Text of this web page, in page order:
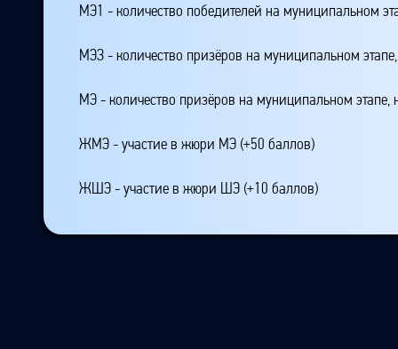
МЭ1 - количество победителей на муниципальном
МЭЗ - количество призёров на муниципальном
МЭ - количество призёров на муниципальном
ЖМЭ - участие в жюри МЭ (+50 баллов)
ЖШЭ - участие в жюри ШЭ (+10 баллов)